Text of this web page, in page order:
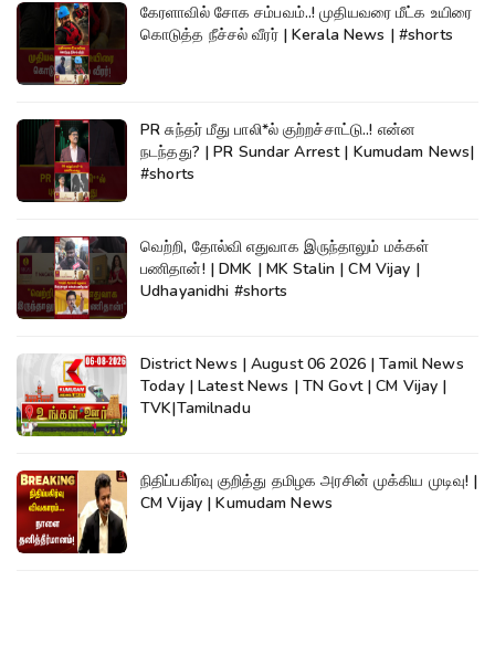
கேரளாவில் சோக சம்பவம்..! முதியவரை மீட்க உயிரை
கொடுத்த நீச்சல் வீரர் | Kerala News | #shorts
PR சுந்தர் மீது பாலி*ல் குற்றச்சாட்டு..! என்ன
நடந்தது? | PR Sundar Arrest | Kumudam News|
#shorts
வெற்றி, தோல்வி எதுவாக இருந்தாலும் மக்கள்
பணிதான்! | DMK | MK Stalin | CM Vijay |
Udhayanidhi #shorts
District News | August 06 2026 | Tamil News
Today | Latest News | TN Govt | CM Vijay |
TVK|Tamilnadu
நிதிப்பகிர்வு குறித்து தமிழக அரசின் முக்கிய முடிவு! |
CM Vijay | Kumudam News